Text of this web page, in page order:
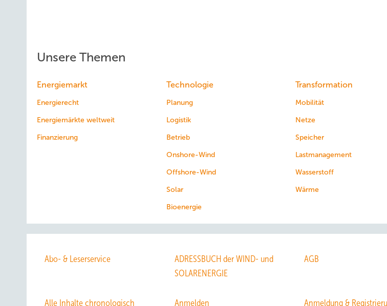
Unsere Themen
Energiemarkt
Energierecht
Energiemärkte weltweit
Finanzierung
Technologie
Planung
Logistik
Betrieb
Onshore-Wind
Offshore-Wind
Solar
Bioenergie
Transformation
Mobilität
Netze
Speicher
Lastmanagement
Wasserstoff
Wärme
Abo- & Leserservice
ADRESSBUCH der WIND- und
SOLARENERGIE
AGB
Alle Inhalte chronologisch Anmelden Anmeldung &